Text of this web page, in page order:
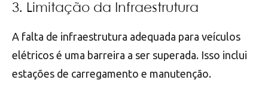
3. Limitação da Infraestrutura
A falta de infraestrutura adequada para veículos
elétricos é uma barreira a ser superada. Isso inclui
estações de carregamento e manutenção.